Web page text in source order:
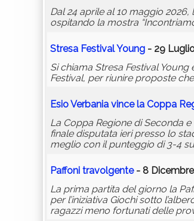
Dal 24 aprile al 10 maggio
ospitando la mostra
Stresa Festival Young - 29
Si chiama Stresa Festival
Festival, per riunire proposte
Esio Verbania vince la Coppa
La Coppa Regione di Seconda
finale disputata ieri presso lo
meglio con il punteggio di 3-4
Paffoni travolgente- 8
La prima partita del giorno la
per l’iniziativa Giochi sotto
ragazzi meno fortunati delle